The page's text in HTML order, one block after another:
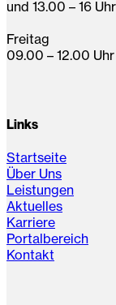
und 13.00 – 16 Uhr
Freitag
09.00 – 12.00 Uhr
Links
Startseite
Über Uns
Leistungen
Aktuelles
Karriere
Portalbereich
Kontakt